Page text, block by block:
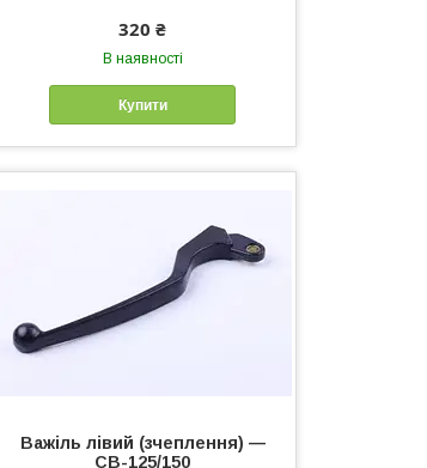
320 ₴
В наявності
Купити
Важіль лівий (зчеплення) —
СВ-125/150